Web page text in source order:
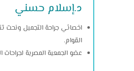
د.إسلام حسني
اخصائي جراحة التجميل ونحت
القوام.
عضو الجمعية المصرية لجراحات